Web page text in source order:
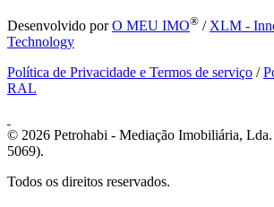
Desenvolvido porO MEU IMO® / XLM -
Technology
Política de Privacidade e Termos de serviço /
RAL
© 2026 Petrohabi - Mediação Imobiliária,
5069).
Todos os direitos reservados.